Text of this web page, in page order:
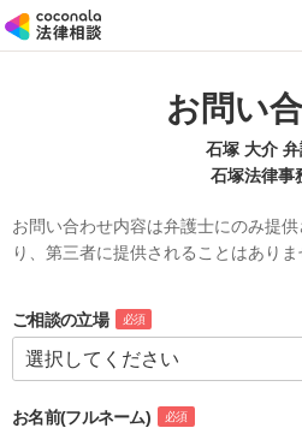
お問い
石塚 大介
石塚法律事
お問い合わせ内容は弁護士にのみ提
り、第三者に提供されることはありま
ご相談の立場 必須
お名前(フルネーム) 必須